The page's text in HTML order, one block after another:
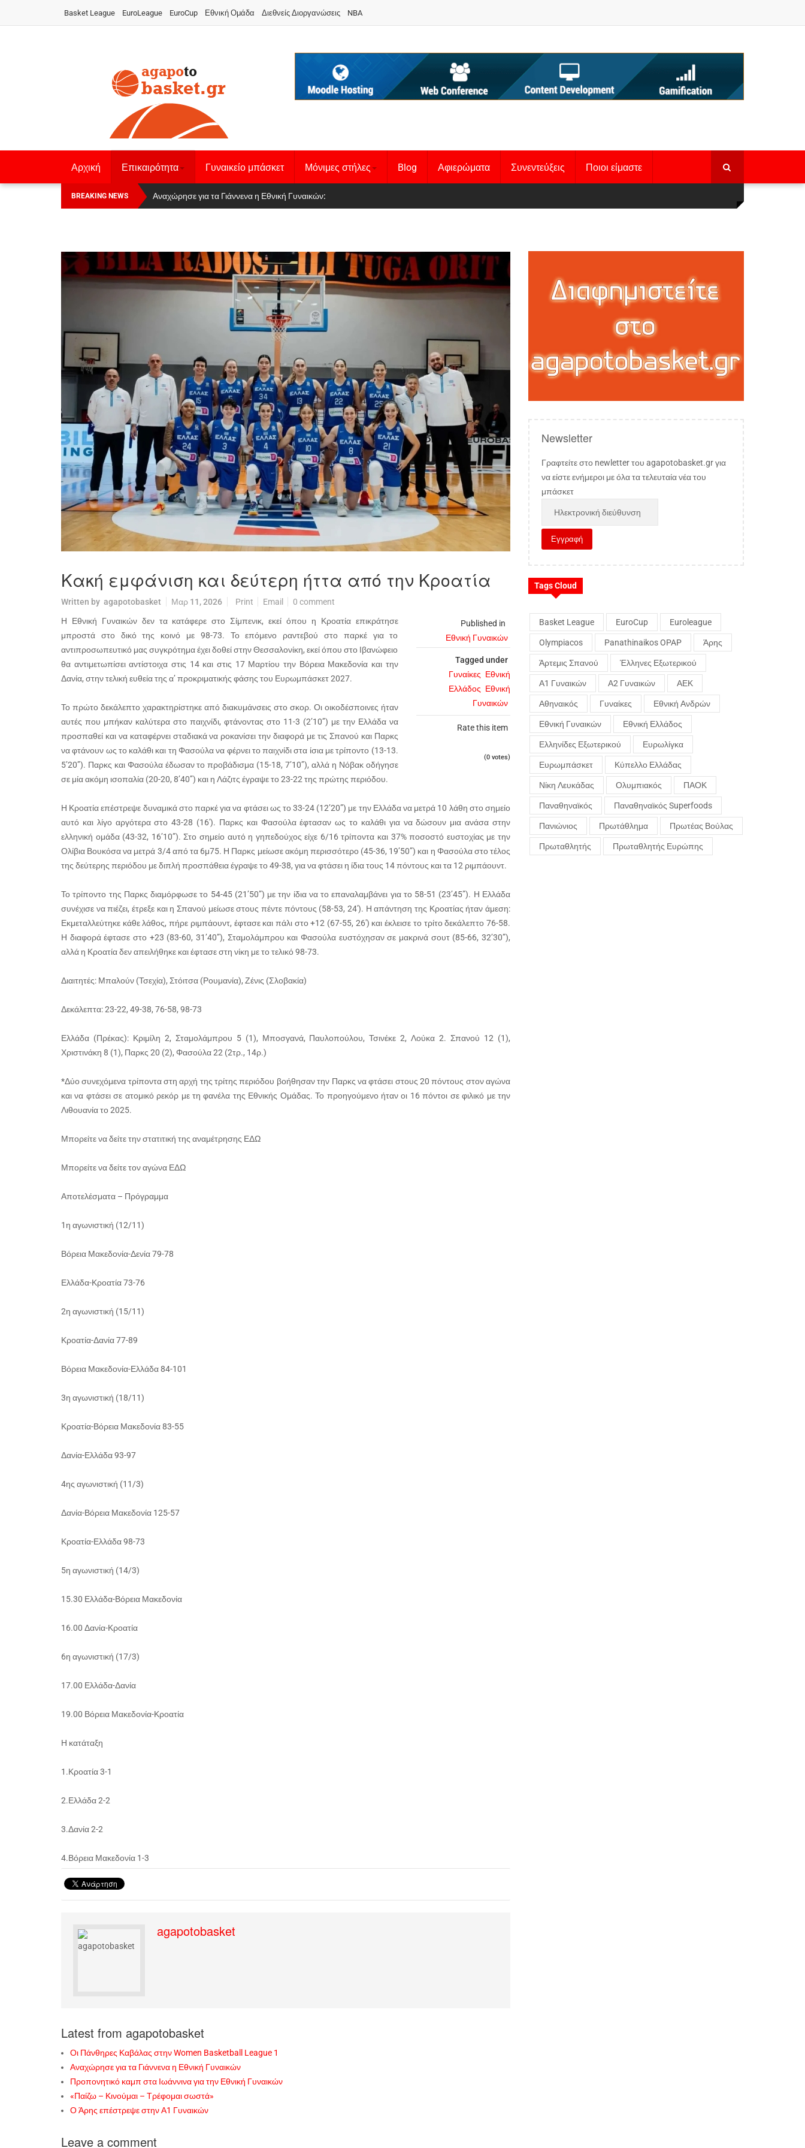
Basket League EuroLeague EuroCup Εθνική Ομάδα Διεθνείς Διοργανώσεις NBA
Αρχική Επικαιρότητα Γυναικείο μπάσκετ Μόνιμες στήλες Blog Αφιερώματα Συνεντεύξεις Ποιοι είμαστε
BREAKING NEWS Οι Πάνθηρες Καβάλας στην Women Basketball League 1
Αναχώρησε για τα Γιάννενα η Εθνική Γυναικών:
Κακή εμφάνιση και δεύτερη ήττα από την Κροατία
Written by agapotobasket Μαρ 11, 2026 Print Email 0 comment
Published in
Εθνική Γυναικών
Tagged under
Γυναίκες Εθνική
Ελλάδος Εθνική
Γυναικών
Rate this item
(0 votes)
Η Εθνική Γυναικών δεν τα κατάφερε στο Σίμπενικ, εκεί όπου η Κροατία επικράτησε
μπροστά στο δικό της κοινό με 98-73. Το επόμενο ραντεβού στο παρκέ για το
αντιπροσωπευτικό μας συγκρότημα έχει δοθεί στην Θεσσαλονίκη, εκεί όπου στο Ιβανώφειο
θα αντιμετωπίσει αντίστοιχα στις 14 και στις 17 Μαρτίου την Βόρεια Μακεδονία και την
Δανία, στην τελική ευθεία της α’ προκριματικής φάσης του Ευρωμπάσκετ 2027.
Το πρώτο δεκάλεπτο χαρακτηρίστηκε από διακυμάνσεις στο σκορ. Οι οικοδέσποινες ήταν
αυτές που μπήκαν καλύτερα στο παιχνίδι, φτάνοντας στο 11-3 (2’10’’) με την Ελλάδα να
προσπαθεί και να καταφέρνει σταδιακά να ροκανίσει την διαφορά με τις Σπανού και Παρκς
να φτάνουν ως το καλάθι και τη Φασούλα να φέρνει το παιχνίδι στα ίσια με τρίποντο (13-13.
5’20’’). Παρκς και Φασούλα έδωσαν το προβάδισμα (15-18, 7’10’’), αλλά η Νόβακ οδήγησε
σε μία ακόμη ισοπαλία (20-20, 8’40’’) και η Λάζιτς έγραψε το 23-22 της πρώτης περιόδου.
Η Κροατία επέστρεψε δυναμικά στο παρκέ για να φτάσει ως το 33-24 (12’20”) με την Ελλάδα να μετρά 10 λάθη στο σημείο
αυτό και λίγο αργότερα στο 43-28 (16′). Παρκς και Φασούλα έφτασαν ως το καλάθι για να δώσουν μια ανάσα στην
ελληνική ομάδα (43-32, 16’10”). Στο σημείο αυτό η γηπεδούχος είχε 6/16 τρίποντα και 37% ποσοστό ευστοχίας με την
Ολίβια Βουκόσα να μετρά 3/4 από τα 6μ75. Η Παρκς μείωσε ακόμη περισσότερο (45-36, 19’50”) και η Φασούλα στο τέλος
της δεύτερης περιόδου με διπλή προσπάθεια έγραψε το 49-38, για να φτάσει η ίδια τους 14 πόντους και τα 12 ριμπάουντ.
Το τρίποντο της Παρκς διαμόρφωσε το 54-45 (21’50”) με την ίδια να το επαναλαμβάνει για το 58-51 (23’45”). Η Ελλάδα
συνέχισε να πιέζει, έτρεξε και η Σπανού μείωσε στους πέντε πόντους (58-53, 24′). Η απάντηση της Κροατίας ήταν άμεση:
Εκμεταλλεύτηκε κάθε λάθος, πήρε ριμπάουντ, έφτασε και πάλι στο +12 (67-55, 26′) και έκλεισε το τρίτο δεκάλεπτο 76-58.
Η διαφορά έφτασε στο +23 (83-60, 31’40”), Σταμολάμπρου και Φασούλα ευστόχησαν σε μακρινά σουτ (85-66, 32’30”),
αλλά η Κροατία δεν απειλήθηκε και έφτασε στη νίκη με το τελικό 98-73.
Διαιτητές: Μπαλούν (Τσεχία), Στόιτσα (Ρουμανία), Ζένις (Σλοβακία)
Δεκάλεπτα: 23-22, 49-38, 76-58, 98-73
Ελλάδα (Πρέκας): Κριμίλη 2, Σταμολάμπρου 5 (1), Μποσγανά, Παυλοπούλου, Τσινέκε 2, Λούκα 2. Σπανού 12 (1),
Χριστινάκη 8 (1), Παρκς 20 (2), Φασούλα 22 (2τρ., 14ρ.)
*Δύο συνεχόμενα τρίποντα στη αρχή της τρίτης περιόδου βοήθησαν την Παρκς να φτάσει στους 20 πόντους στον αγώνα
και να φτάσει σε ατομικό ρεκόρ με τη φανέλα της Εθνικής Ομάδας. Το προηγούμενο ήταν οι 16 πόντοι σε φιλικό με την
Λιθουανία το 2025.
Μπορείτε να δείτε την στατιτική της αναμέτρησης ΕΔΩ
Μπορείτε να δείτε τον αγώνα ΕΔΩ
Αποτελέσματα – Πρόγραμμα
1η αγωνιστική (12/11)
Βόρεια Μακεδονία-Δενία 79-78
Ελλάδα-Κροατία 73-76
2η αγωνιστική (15/11)
Κροατία-Δανία 77-89
Βόρεια Μακεδονία-Ελλάδα 84-101
3η αγωνιστική (18/11)
Κροατία-Βόρεια Μακεδονία 83-55
Δανία-Ελλάδα 93-97
4ης αγωνιστική (11/3)
Δανία-Βόρεια Μακεδονία 125-57
Κροατία-Ελλάδα 98-73
5η αγωνιστική (14/3)
15.30 Ελλάδα-Βόρεια Μακεδονία
16.00 Δανία-Κροατία
6η αγωνιστική (17/3)
17.00 Ελλάδα-Δανία
19.00 Βόρεια Μακεδονία-Κροατία
Η κατάταξη
1.Κροατία 3-1
2.Ελλάδα 2-2
3.Δανία 2-2
4.Βόρεια Μακεδονία 1-3
agapotobasket
Latest from agapotobasket
Οι Πάνθηρες Καβάλας στην Women Basketball League 1
Αναχώρησε για τα Γιάννενα η Εθνική Γυναικών
Προπονητικό καμπ στα Ιωάννινα για την Εθνική Γυναικών
«Παίζω – Κινούμαι – Τρέφομαι σωστά»
Ο Άρης επέστρεψε στην Α1 Γυναικών
Leave a comment
Newsletter
Γραφτείτε στο newletter του agapotobasket.gr για
να είστε ενήμεροι με όλα τα τελευταία νέα του
μπάσκετ
Tags Cloud
Basket League EuroCup Euroleague
Olympiacos Panathinaikos OPAP Άρης
Άρτεμις Σπανού Έλληνες Εξωτερικού
Α1 Γυναικών Α2 Γυναικών ΑΕΚ
Αθηναικός Γυναίκες Εθνική Ανδρών
Εθνική Γυναικών Εθνική Ελλάδος
Ελληνίδες Εξωτερικού Ευρωλίγκα
Ευρωμπάσκετ Κύπελλο Ελλάδας
Νίκη Λευκάδας Ολυμπιακός ΠΑΟΚ
Παναθηναϊκός Παναθηναϊκός Superfoods
Πανιώνιος Πρωτάθλημα Πρωτέας Βούλας
Πρωταθλητής Πρωταθλητής Ευρώπης